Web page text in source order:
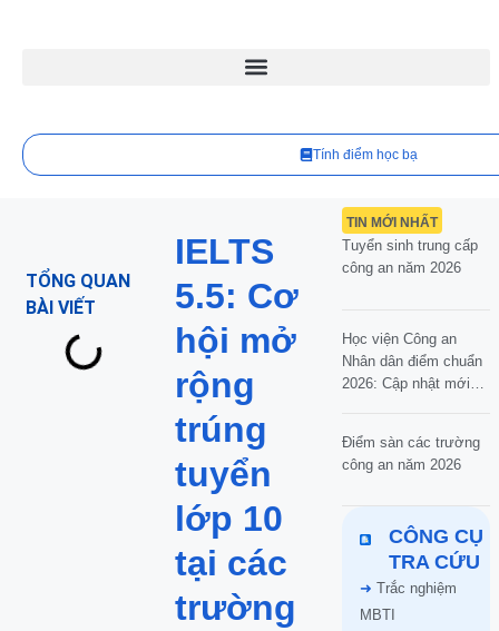
Tính điểm học bạ
TỔNG QUAN
BÀI VIẾT
IELTS
5.5: Cơ
hội mở
rộng
trúng
tuyển
lớp 10
tại các
trường
TIN MỚI NHẤT
Tuyển sinh trung cấp
công an năm 2026
Học viện Công an
Nhân dân điểm chuẩn
2026: Cập nhật mới
Điểm sàn các trường
công an năm 2026
CÔNG CỤ
TRA CỨU
➜ Trắc nghiệm
MBTI